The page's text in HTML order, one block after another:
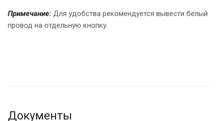
Примечание: Для удобства рекомендуется вывести белый
провод на отдельную кнопку.
Документы